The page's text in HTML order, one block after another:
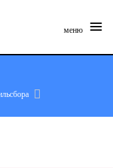
меню ≡